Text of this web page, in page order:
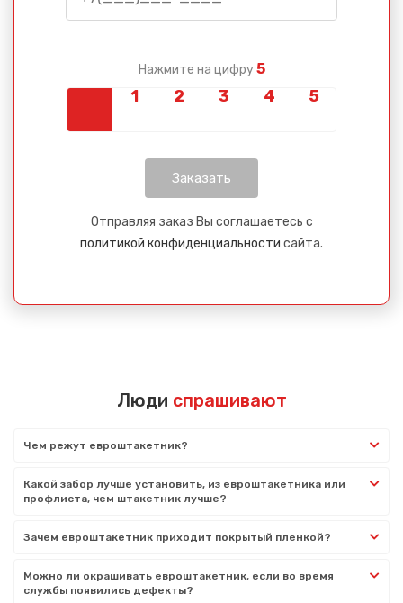
Нажмите на цифру 5
Отправляя заказ Вы соглашаетесь с
политикой конфиденциальности сайта.
Люди спрашивают
Чем режут евроштакетник?
Какой забор лучше установить, из евроштакетника или
профлиста, чем штакетник лучше?
Зачем евроштакетник приходит покрытый пленкой?
Можно ли окрашивать евроштакетник, если во время
службы появились дефекты?